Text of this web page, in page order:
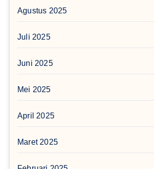
Agustus 2025
Juli 2025
Juni 2025
Mei 2025
April 2025
Maret 2025